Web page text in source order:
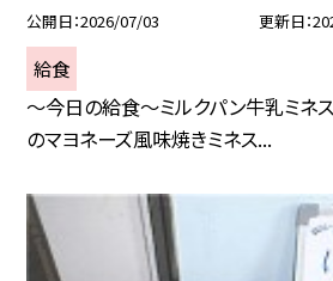
公開日 2026/07/03 更新日
給食
～今日の給食～ミルクパン牛乳ミネ
のマヨネーズ風味焼きミネス...